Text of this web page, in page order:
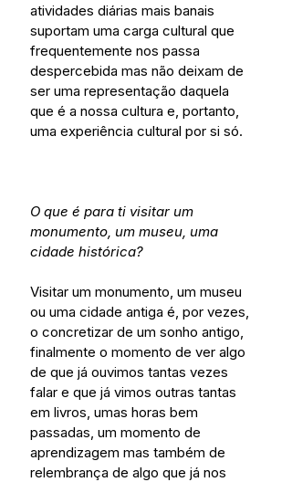
atividades diárias mais banais
suportam uma carga cultural que
frequentemente nos passa
despercebida mas não deixam de
ser uma representação daquela
que é a nossa cultura e, portanto,
uma experiência cultural por si só.
O que é para ti visitar um
monumento, um museu, uma
cidade histórica?
Visitar um monumento, um museu
ou uma cidade antiga é, por vezes,
o concretizar de um sonho antigo,
finalmente o momento de ver algo
de que já ouvimos tantas vezes
falar e que já vimos outras tantas
em livros, umas horas bem
passadas, um momento de
aprendizagem mas também de
relembrança de algo que já nos